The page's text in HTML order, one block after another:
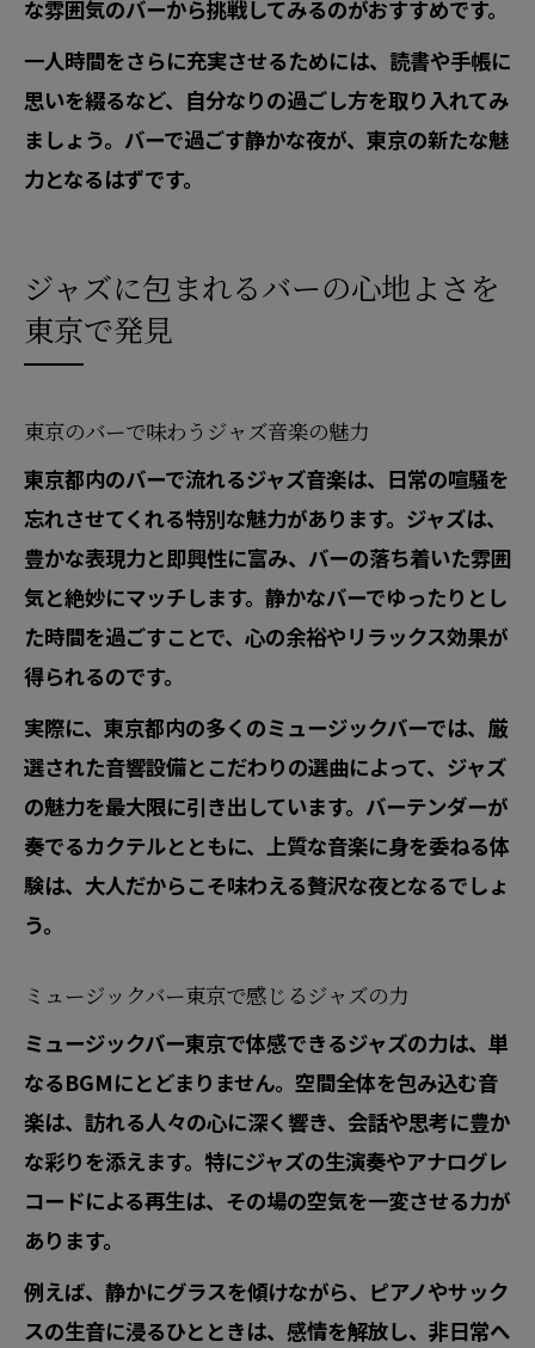
な雰囲気のバーから挑戦してみるのがおすすめです。
一人時間をさらに充実させるためには、読書や手帳に
思いを綴るなど、自分なりの過ごし方を取り入れてみ
ましょう。バーで過ごす静かな夜が、東京の新たな魅
力となるはずです。
ジャズに包まれるバーの心地よさを
東京で発見
東京のバーで味わうジャズ音楽の魅力
東京都内のバーで流れるジャズ音楽は、日常の喧騒を
忘れさせてくれる特別な魅力があります。ジャズは、
豊かな表現力と即興性に富み、バーの落ち着いた雰囲
気と絶妙にマッチします。静かなバーでゆったりとし
た時間を過ごすことで、心の余裕やリラックス効果が
得られるのです。
実際に、東京都内の多くのミュージックバーでは、厳
選された音響設備とこだわりの選曲によって、ジャズ
の魅力を最大限に引き出しています。バーテンダーが
奏でるカクテルとともに、上質な音楽に身を委ねる体
験は、大人だからこそ味わえる贅沢な夜となるでしょ
う。
ミュージックバー東京で感じるジャズの力
ミュージックバー東京で体感できるジャズの力は、単
なるBGMにとどまりません。空間全体を包み込む音
楽は、訪れる人々の心に深く響き、会話や思考に豊か
な彩りを添えます。特にジャズの生演奏やアナログレ
コードによる再生は、その場の空気を一変させる力が
あります。
例えば、静かにグラスを傾けながら、ピアノやサック
スの生音に浸るひとときは、感情を解放し、非日常へ